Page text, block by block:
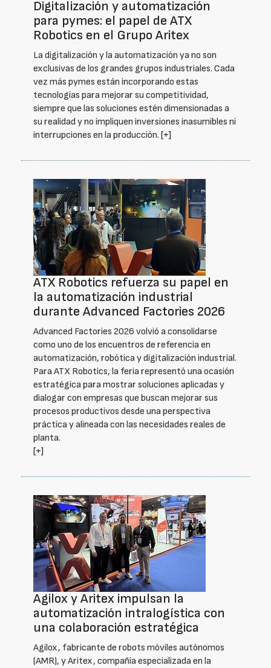
Digitalización y automatización
para pymes: el papel de ATX
Robotics en el Grupo Aritex
La digitalización y la automatización ya no son
exclusivas de los grandes grupos industriales. Cada
vez más pymes están incorporando estas
tecnologías para mejorar su competitividad,
siempre que las soluciones estén dimensionadas a
su realidad y no impliquen inversiones inasumibles ni
interrupciones en la producción. [+]
ATX Robotics refuerza su papel en
la automatización industrial
durante Advanced Factories 2026
Advanced Factories 2026 volvió a consolidarse
como uno de los encuentros de referencia en
automatización, robótica y digitalización industrial.
Para ATX Robotics, la feria representó una ocasión
estratégica para mostrar soluciones aplicadas y
dialogar con empresas que buscan mejorar sus
procesos productivos desde una perspectiva
práctica y alineada con las necesidades reales de
planta.
[+]
Agilox y Aritex impulsan la
automatización intralogística con
una colaboración estratégica
Agilox, fabricante de robots móviles autónomos
(AMR), y Aritex, compañía especializada en la